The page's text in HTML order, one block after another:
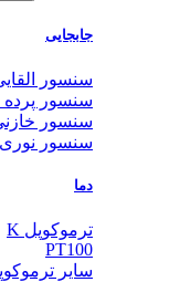
جابجایی
سنسور
سنسور پرده
سنسور
سنسور نوری
دما
ترموکوپل K
PT100
سایر